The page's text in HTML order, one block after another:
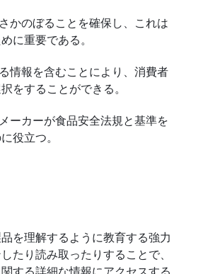
かのぼることを確保し、これは
に重要である。
情報を含むことにより、消費者
をすることができる。
ーカーが食品安全法規と基準を
役立つ。
を理解するように教育する強力
たり読み取ったりすることで、